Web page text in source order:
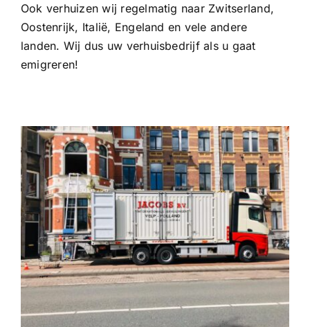
Ook verhuizen wij regelmatig naar Zwitserland,
Oostenrijk, Italië, Engeland en vele andere
landen. Wij dus uw verhuisbedrijf als u gaat
emigreren!